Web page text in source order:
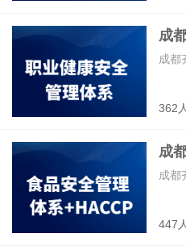
成
体
362
成都
成
系
447
成都